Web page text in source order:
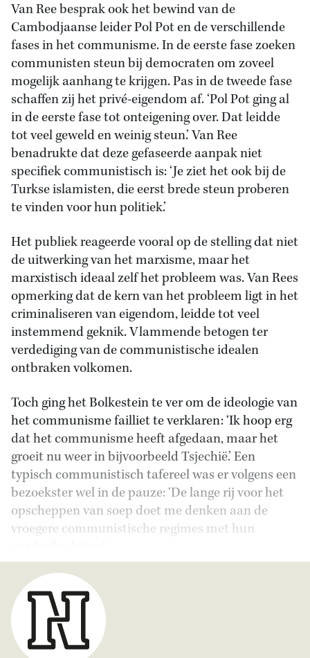
Van Ree besprak ook het bewind van de
Cambodjaanse leider Pol Pot en de verschillende
fases in het communisme. In de eerste fase zoeken
communisten steun bij democraten om zoveel
mogelijk aanhang te krijgen. Pas in de tweede fase
schaffen zij het privé-eigendom af. ‘Pol Pot ging al
in de eerste fase tot onteigening over. Dat leidde
tot veel geweld en weinig steun.’ Van Ree
benadrukte dat deze gefaseerde aanpak niet
specifiek communistisch is: ‘Je ziet het ook bij de
Turkse islamisten, die eerst brede steun proberen
te vinden voor hun politiek.’
Het publiek reageerde vooral op de stelling dat niet
de uitwerking van het marxisme, maar het
marxistisch ideaal zelf het probleem was. Van Rees
opmerking dat de kern van het probleem ligt in het
criminaliseren van eigendom, leidde tot veel
instemmend geknik. Vlammende betogen ter
verdediging van de communistische idealen
ontbraken volkomen.
Toch ging het Bolkestein te ver om de ideologie van
het communisme failliet te verklaren: ‘Ik hoop erg
dat het communisme heeft afgedaan, maar het
groeit nu weer in bijvoorbeeld Tsjechië.’ Een
typisch communistisch tafereel was er volgens een
bezoekster wel in de pauze: ‘De lange rij voor het
opscheppen van soep doet me denken aan de
vroegere communistische regimes met hun